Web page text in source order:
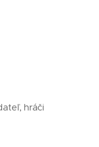
hráči